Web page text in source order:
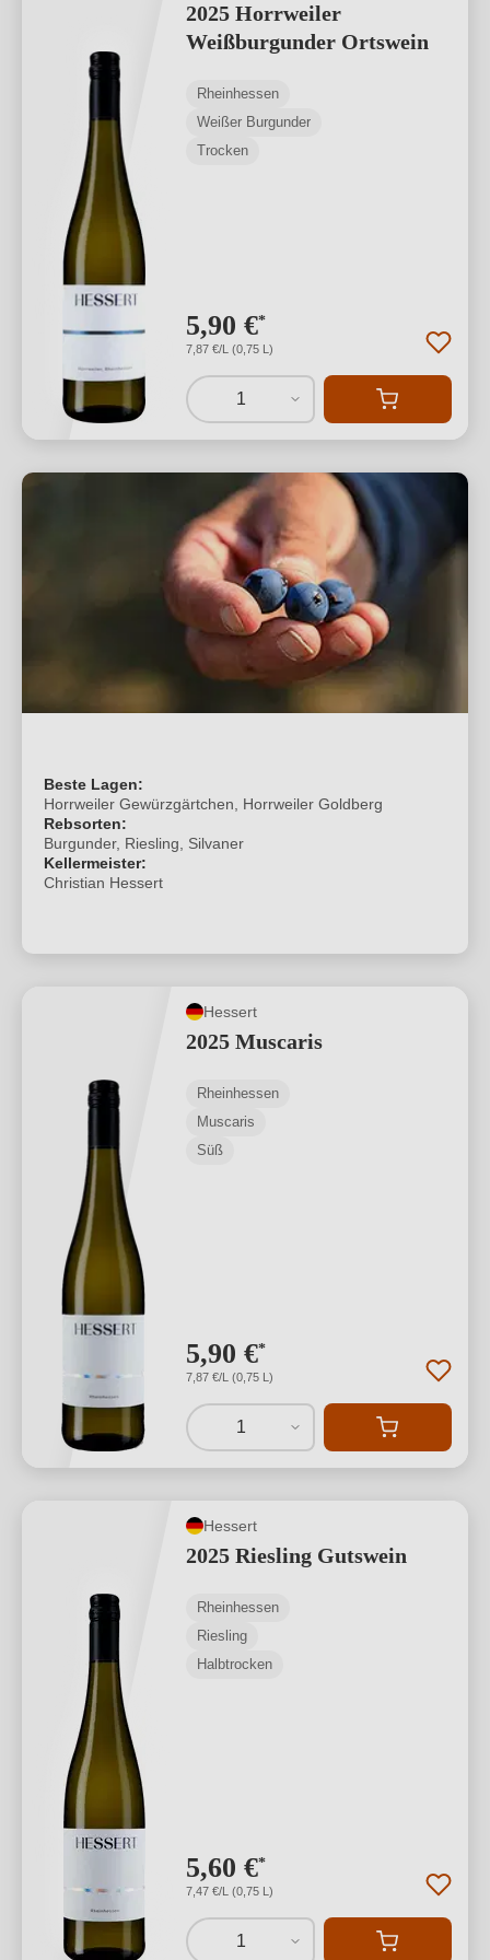
2025 Horrweiler
Weißburgunder Ortswein
Rheinhessen
Weißer Burgunder
Trocken
5,90 €*
7,87 €/L (0,75 L)
1
Beste Lagen:
Horrweiler Gewürzgärtchen, Horrweiler Goldberg
Rebsorten:
Burgunder, Riesling, Silvaner
Kellermeister:
Christian Hessert
Hessert
2025 Muscaris
Rheinhessen
Muscaris
Süß
5,90 €*
7,87 €/L (0,75 L)
1
Hessert
2025 Riesling Gutswein
Rheinhessen
Riesling
Halbtrocken
5,60 €*
7,47 €/L (0,75 L)
1